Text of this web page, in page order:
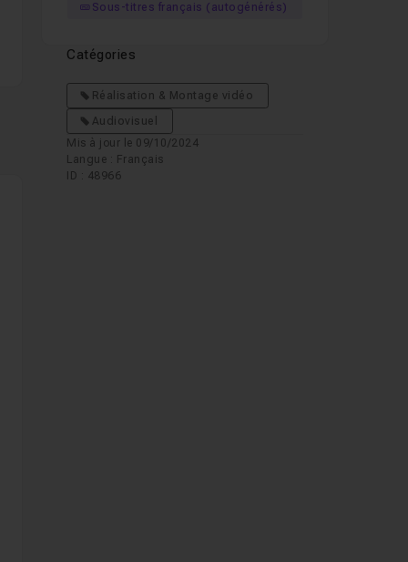
Sous-titres français (autogénérés)
Catégories
Réalisation & Montage vidéo
Audiovisuel
Mis à jour le 09/10/2024
Langue : Français
ID : 48966